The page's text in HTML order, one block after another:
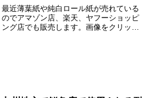
最近薄葉紙や純白ロール紙が売れている
のでアマゾン店、楽天、ヤフーショッピ
ング店でも販売します。画像をクリック